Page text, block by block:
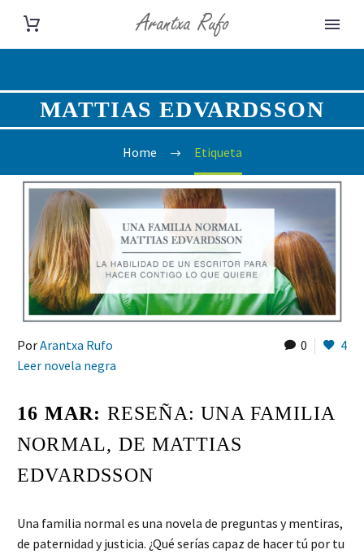
MATTIAS EDVARDSSON
Home Etiqueta
0 4
PorArantxa Rufo
Leer novela negra
16 MAR: RESEÑA: UNA FAMILIA
NORMAL, DE MATTIAS
EDVARDSSON
Una familia normal es una novela de preguntas y mentiras,
de paternidad y justicia. ¿Qué serías capaz de hacer tú por tu